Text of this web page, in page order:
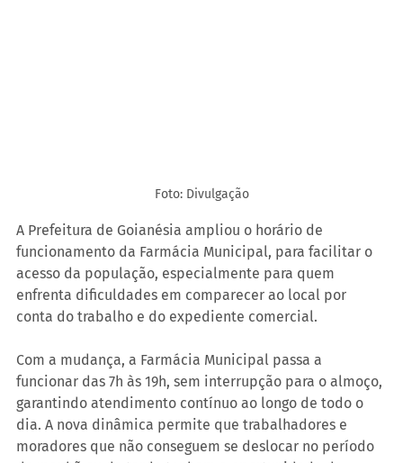
Foto: Divulgação
A Prefeitura de Goianésia ampliou o horário de
funcionamento da Farmácia Municipal, para facilitar o
acesso da população, especialmente para quem
enfrenta dificuldades em comparecer ao local por
conta do trabalho e do expediente comercial.
Com a mudança, a Farmácia Municipal passa a
funcionar das 7h às 19h, sem interrupção para o almoço,
garantindo atendimento contínuo ao longo de todo o
dia. A nova dinâmica permite que trabalhadores e
moradores que não conseguem se deslocar no período